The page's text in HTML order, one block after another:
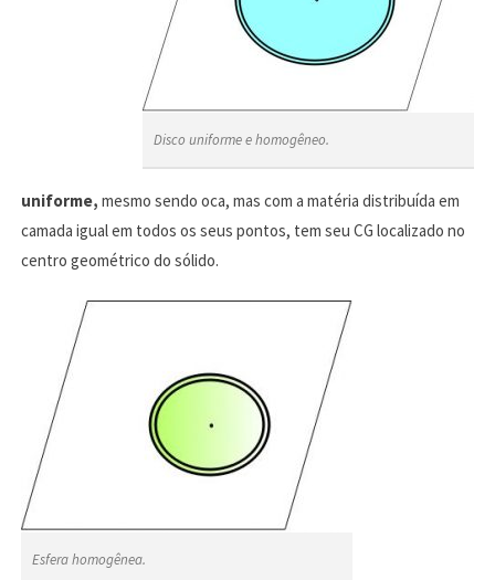
Disco uniforme e homogêneo.
uniforme, mesmo sendo oca, mas com a matéria distribuída em
camada igual em todos os seus pontos, tem seu CG localizado no
centro geométrico do sólido.
Esfera homogênea.